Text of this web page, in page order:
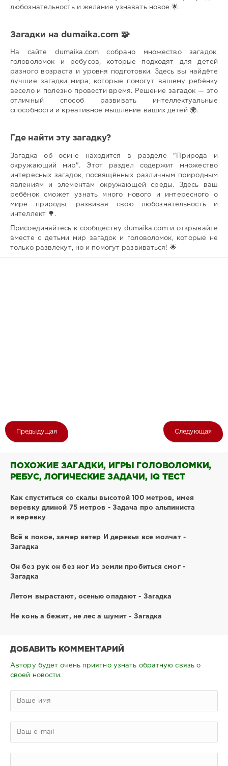
любознательность и желание узнавать новое 🌟.
Загадки на dumaika.com 🧩
На сайте dumaika.com собрано множество загадок,
головоломок и ребусов, которые подходят для детей
разного возраста и уровня подготовки. Здесь вы найдёте
лучшие загадки мира, которые помогут вашему ребёнку
весело и полезно провести время. Решение загадок — это
отличный способ развивать интеллектуальные
способности и креативное мышление ваших детей 🌍.
Где найти эту загадку?
Загадка об осине находится в разделе "Природа и
окружающий мир". Этот раздел содержит множество
интересных загадок, посвящённых различным природным
явлениям и элементам окружающей среды. Здесь ваш
ребёнок сможет узнать много нового и интересного о
мире природы, развивая свою любознательность и
интеллект 🌳.
Присоединяйтесь к сообществу dumaika.com и открывайте
вместе с детьми мир загадок и головоломок, которые не
только развлекут, но и помогут развиваться! 🌟
Предыдущая Следующая
ПОХОЖИЕ ЗАГАДКИ, ИГРЫ ГОЛОВОЛОМКИ,
РЕБУС, ЛОГИЧЕСКИЕ ЗАДАЧИ, IQ ТЕСТ
Как спуститься со скалы высотой 100 метров, имея
веревку длиной 75 метров - Задача про альпиниста
и веревку
Всё в покое, замер ветер И деревья все молчат -
Загадка
Он без рук он без ног Из земли пробиться смог -
Загадка
Летом вырастают, осенью опадают - Загадка
Не конь а бежит, не лес а шумит - Загадка
ДОБАВИТЬ КОММЕНТАРИЙ
Автору будет очень приятно узнать обратную связь о
своей новости.